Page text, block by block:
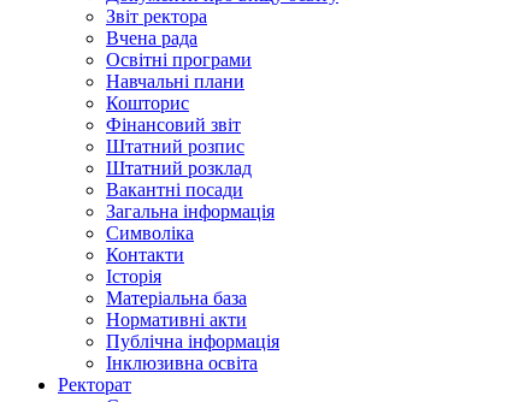
Звіт ректора
Вчена рада
Освітні програми
Навчальні плани
Кошторис
Фінансовий звіт
Штатний розпис
Штатний розклад
Вакантні посади
Загальна інформація
Символіка
Контакти
Історія
Матеріальна база
Нормативні акти
Публічна інформація
Інклюзивна освіта
Ректорат